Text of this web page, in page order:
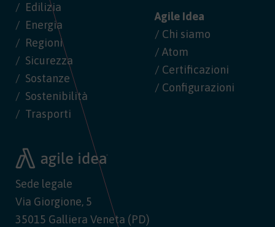
Edilizia
Energia
Regioni
Sicurezza
Sostanze
Sostenibilità
Trasporti
Agile Idea
/ Chi siamo
/ Atom
/ Certificazioni
/ Configurazioni
Sede legale
Via Giorgione, 5
35015 Galliera Veneta (PD)